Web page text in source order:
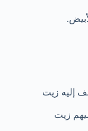
إليه زيت
زيت